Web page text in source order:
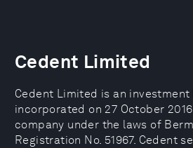
Cedent Limited
Cedent Limited is an
incorporated on 27 October
company under the laws of
Registration No. 51967. Cedent